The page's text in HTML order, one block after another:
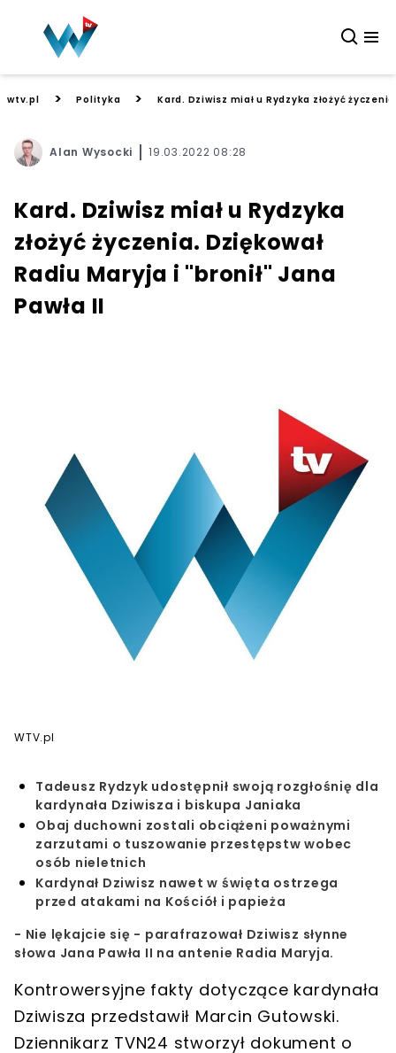
wtv.pl > Polityka > Kard. Dziwisz miał u Rydzyka złożyć
Alan Wysocki 19.03.2022 08:28
Kard. Dziwisz miał u Rydzyka
złożyć życzenia. Dziękował
Radiu Maryja i "bronił" Jana
Pawła II
WTV.pl
Tadeusz Rydzyk udostępnił swoją rozgłośnię dla
kardynała Dziwisza i biskupa Janiaka
Obaj duchowni zostali obciążeni poważnymi
zarzutami o tuszowanie przestępstw wobec
osób nieletnich
Kardynał Dziwisz nawet w święta ostrzega
przed atakami na Kościół i papieża
- Nie lękajcie się - parafrazował Dziwisz słynne
słowa Jana Pawła II na antenie Radia Maryja.
Kontrowersyjne fakty dotyczące kardynała
Dziwisza przedstawił Marcin Gutowski.
Dziennikarz TVN24 stworzył dokument o